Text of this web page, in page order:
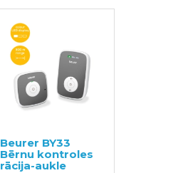
Beurer BY33
Bērnu kontroles
rācija-aukle